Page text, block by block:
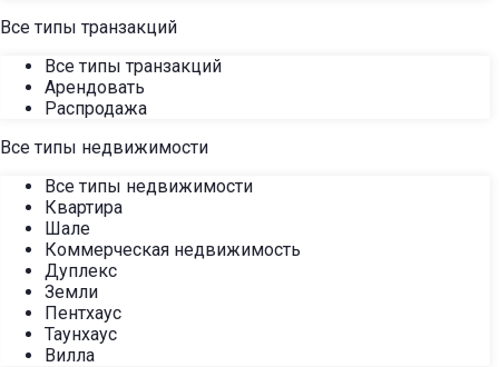
Все типы транзакций
Все типы транзакций
Арендовать
Распродажа
Все типы недвижимости
Все типы недвижимости
Квартира
Шале
Коммерческая недвижимость
Дуплекс
Земли
Пентхаус
Таунхаус
Вилла